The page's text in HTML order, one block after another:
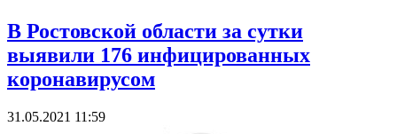
В Ростовской области за сутки
выявили 176 инфицированных
коронавирусом
31.05.2021 11:59